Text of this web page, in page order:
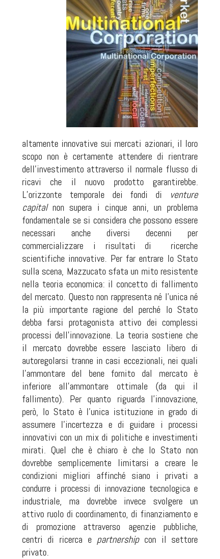
altamente innovative sui mercati azionari, il loro
scopo non è certamente attendere di rientrare
dell’investimento attraverso il normale flusso di
ricavi che il nuovo prodotto garantirebbe.
L’orizzonte temporale dei fondi di venture
capitalnon supera i cinque anni, un problema
fondamentale se si considera che possono essere
necessari anche diversi decenni per
commercializzare i risultati di
ricerche
scientifiche innovative. Per far entrare lo Stato
sulla scena, Mazzucato sfata un mito resistente
nella teoria economica: il concetto di fallimento
del mercato. Questo non rappresenta né l’unica né
la più importante ragione del perché lo Stato
debba farsi protagonista attivo dei complessi
processi dell’innovazione. La teoria sostiene che
il mercato dovrebbe essere lasciato libero di
autoregolarsi tranne in casi eccezionali, nei quali
l’ammontare del bene fornito dal mercato è
inferiore all’ammontare ottimale (da qui il
fallimento). Per quanto riguarda l’innovazione,
però, lo Stato è l’unica istituzione in grado di
assumere l’incertezza e di guidare i processi
innovativi con un mix di politiche e investimenti
mirati. Quel che è chiaro è che lo Stato non
dovrebbe semplicemente limitarsi a creare le
condizioni migliori affinché siano i privati a
condurre i processi di innovazione tecnologica e
industriale, ma dovrebbe invece svolgere un
attivo ruolo di coordinamento, di finanziamento e
di promozione attraverso agenzie pubbliche,
centri di ricerca e partnershipcon il settore
privato.